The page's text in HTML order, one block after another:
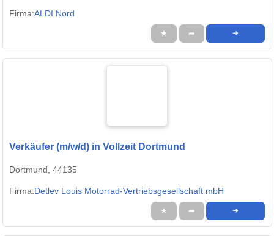
Firma:ALDI Nord
★ ➦ ➜
Verkäufer (m/w/d) in Vollzeit Dortmund
Dortmund, 44135
Firma:Detlev Louis Motorrad-Vertriebsgesellschaft mbH
★ ➦ ➜